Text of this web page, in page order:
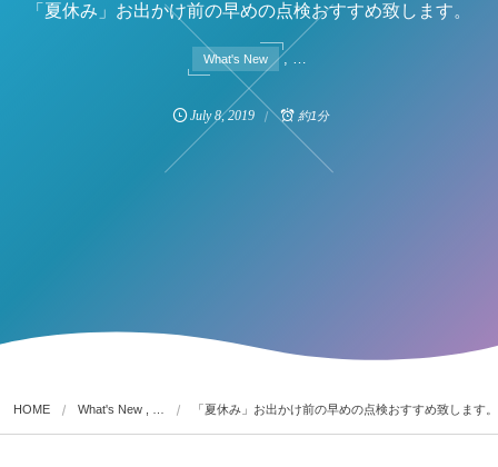
「夏休み」お出かけ前の早めの点検おすすめ致します。
What's New , …
July 8,2019 約1分
HOME What's New , … 「夏休み」お出かけ前の早めの点検おすすめ致します。